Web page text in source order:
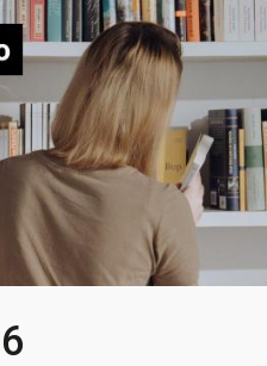
de proyectos
Madrid